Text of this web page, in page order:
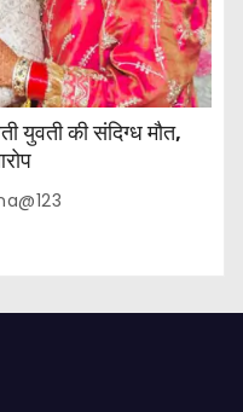
युवती की संदिग्ध मौत,